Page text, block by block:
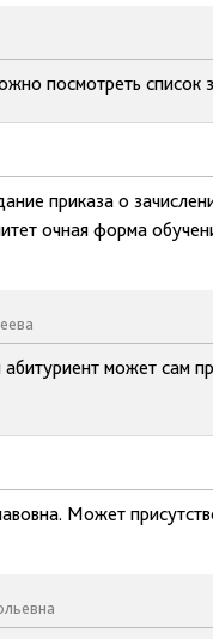
посмотреть список
приказа о
очная форма
может сам
Может